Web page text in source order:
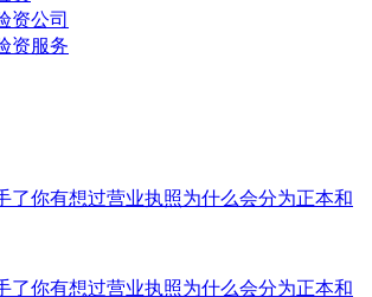
资公司
资服务
了你有想过营业执照为什么会分为正本和
了你有想过营业执照为什么会分为正本和